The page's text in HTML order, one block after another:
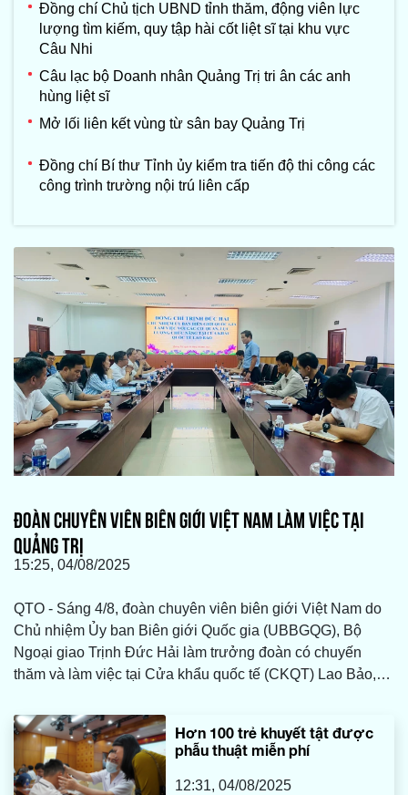
Đồng chí Chủ tịch UBND tỉnh thăm, động viên lực
lượng tìm kiếm, quy tập hài cốt liệt sĩ tại khu vực
Câu Nhi
Câu lạc bộ Doanh nhân Quảng Trị tri ân các anh
hùng liệt sĩ
Mở lối liên kết vùng từ sân bay Quảng Trị
Đồng chí Bí thư Tỉnh ủy kiểm tra tiến độ thi công các
công trình trường nội trú liên cấp
ĐOÀN CHUYÊN VIÊN BIÊN GIỚI VIỆT NAM LÀM VIỆC TẠI
QUẢNG TRỊ
15:25, 04/08/2025
QTO - Sáng 4/8, đoàn chuyên viên biên giới Việt Nam do
Chủ nhiệm Ủy ban Biên giới Quốc gia (UBBGQG), Bộ
Ngoại giao Trịnh Đức Hải làm trưởng đoàn có chuyến
thăm và làm việc tại Cửa khẩu quốc tế (CKQT) Lao Bảo,
xuất các giải pháp nhằm thúc đẩy phát triển khu vực cửa
khẩu. Làm việc với đoàn có đại diện lãnh đạo Sở Ngoại
vụ, các lực lượng chức năng tại CKQT Lao Bảo.
Hơn 100 trẻ khuyết tật được
phẫu thuật miễn phí
12:31, 04/08/2025